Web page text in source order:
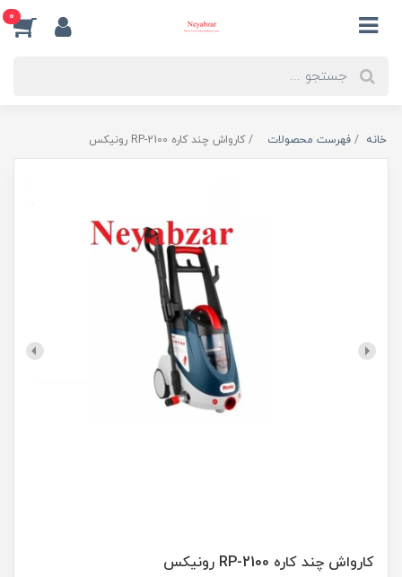
0
خانه فهرست محصولات کارواش چند کاره RP-2100 رونیکس
کارواش چند کاره RP-2100 رونیکس